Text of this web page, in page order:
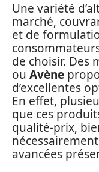
Une variété
marché,
et de
de choisir. Des
ou Avène
d’excellentes
En effet,
que ces
qualité-prix,
avancées